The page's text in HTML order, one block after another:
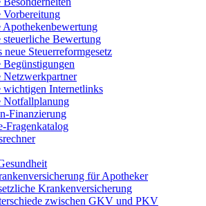
Vorbereitung
Apothekenbewertung
steuerliche Bewertung
neue Steuerreformgesetz
Begünstigungen
Netzwerkpartner
wichtigen Internetlinks
Notfallplanung
Finanzierung
Fragenkatalog
für Apotheker
Krankenversicherung
zwischen GKV und PKV